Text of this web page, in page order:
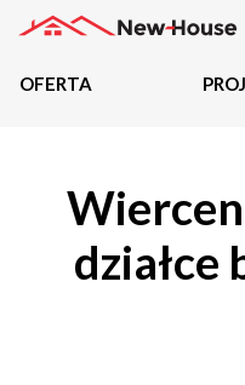
Oferta
Działki
OFERTA
działce